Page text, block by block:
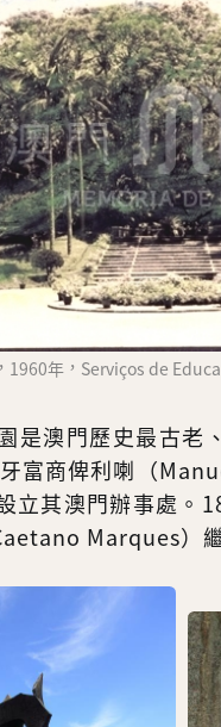
年，Serviços de
是澳門歷史最古老
富商俾利喇（
立其澳門辦事處。
Marques）繼